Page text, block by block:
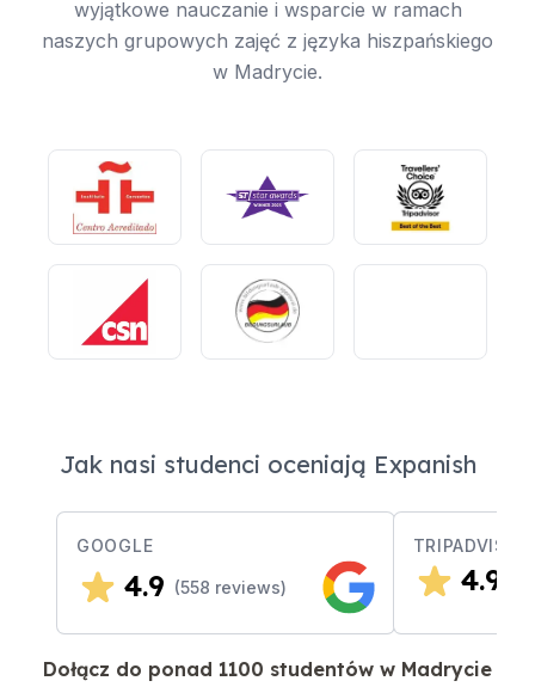
wyjątkowe nauczanie i wsparcie w ramach
naszych grupowych zajęć z języka hiszpańskiego
w Madrycie.
Jak nasi studenci oceniają Expanish
GOOGLE
4.9 (558 reviews)
TRIPADVISOR
4.9
Dołącz do ponad 1100 studentów w Madrycie